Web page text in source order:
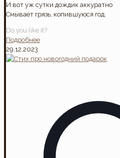
И вот уж сутки дождик аккуратно
Смывает грязь, копившуюся год.
Do you like it?
Подробнее
29.12.2023